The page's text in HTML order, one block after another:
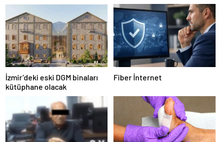
güçlendiren yeni bir dönemin
kapılarını aralıyoruz”
Meclis’te kabul edildi
İzmir’deki eski DGM binaları
kütüphane olacak
Fiber İnternet